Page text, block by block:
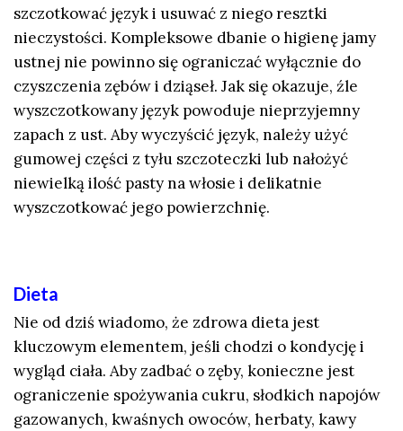
szczotkować język i usuwać z niego resztki
nieczystości. Kompleksowe dbanie o higienę jamy
ustnej nie powinno się ograniczać wyłącznie do
czyszczenia zębów i dziąseł. Jak się okazuje, źle
wyszczotkowany język powoduje nieprzyjemny
zapach z ust. Aby wyczyścić język, należy użyć
gumowej części z tyłu szczoteczki lub nałożyć
niewielką ilość pasty na włosie i delikatnie
wyszczotkować jego powierzchnię.
Dieta
Nie od dziś wiadomo, że zdrowa dieta jest
kluczowym elementem, jeśli chodzi o kondycję i
wygląd ciała. Aby zadbać o zęby, konieczne jest
ograniczenie spożywania cukru, słodkich napojów
gazowanych, kwaśnych owoców, herbaty, kawy